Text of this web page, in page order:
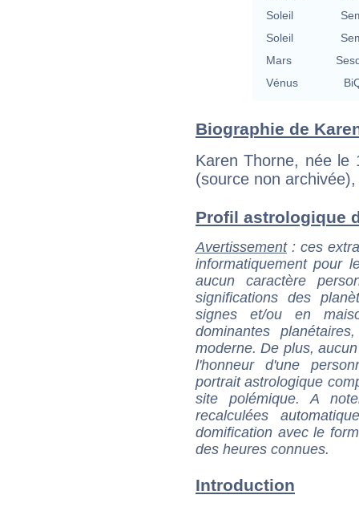
Soleil
Soleil
Mars
Vénus
Biographie de
Karen Thorne, née le
(source non
Profil astrologique
Avertissement: ces
informatiquement pour
aucun caractère
significations des
signes et/ou en
dominantes
moderne. De plus,
l'honneur d'une
portrait astrologique
site polémique. A
recalculées
domification avec le
des heures connues.
Introduction